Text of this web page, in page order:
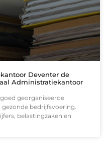
Deventer de
Administratiekantoor
georganiseerde
bedrijfsvoering.
belastingzaken en